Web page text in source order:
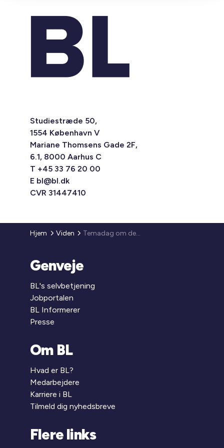
Studiestræde 50,
1554 København V
Mariane Thomsens Gade 2F,
6.1, 8000 Aarhus C
T +45 33 76 20 00
E bl@bl.dk
CVR 31447410
Hjem Viden Temadag om den nye ferielov
Genveje
BL's selvbetjening
Jobportalen
BL Informerer
Presse
Om BL
Hvad er BL?
Medarbejdere
Karriere i BL
Tilmeld dig nyhedsbreve
Flere links